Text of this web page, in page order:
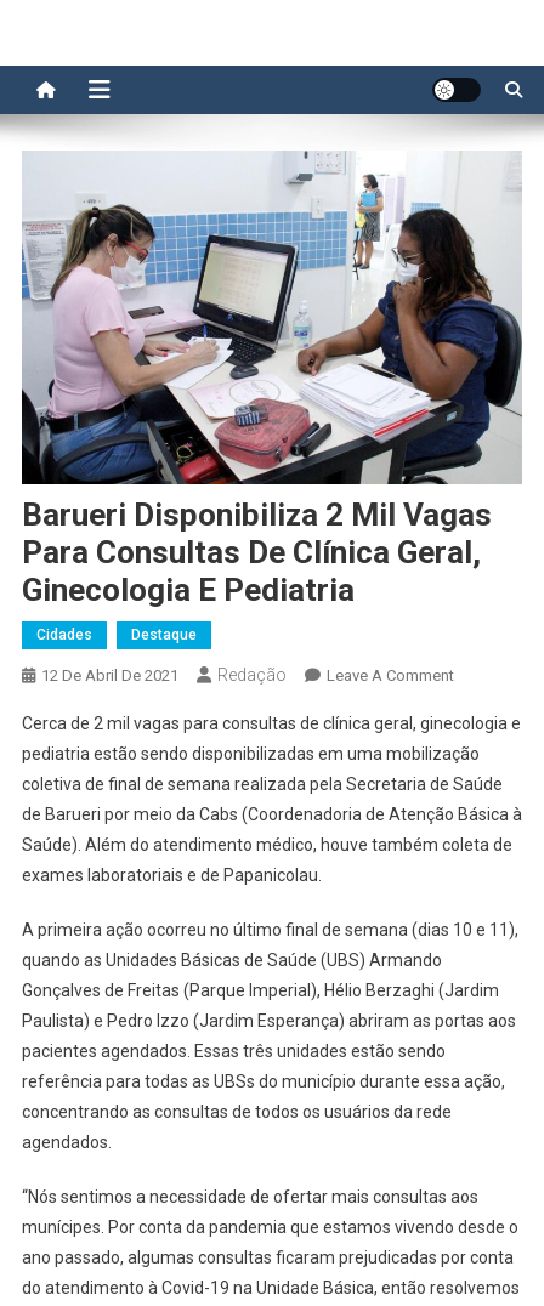
Barueri Disponibiliza 2 Mil Vagas
Para Consultas De Clínica Geral,
Ginecologia E Pediatria
Cidades Destaque
12 De Abril De 2021 Redação Leave A CommentOn
Disponibiliza
2
Mil
Vagas
Para
Clínica
Ginecologia
Cerca de 2 mil vagas para consultas de clínica geral, ginecologia e
pediatria estão sendo disponibilizadas em uma mobilização
coletiva de final de semana realizada pela Secretaria de Saúde
de Barueri por meio da Cabs (Coordenadoria de Atenção Básica à
Saúde). Além do atendimento médico, houve também coleta de
exames laboratoriais e de Papanicolau.
A primeira ação ocorreu no último final de semana (dias 10 e 11),
quando as Unidades Básicas de Saúde (UBS) Armando
Gonçalves de Freitas (Parque Imperial), Hélio Berzaghi (Jardim
Paulista) e Pedro Izzo (Jardim Esperança) abriram as portas aos
pacientes agendados. Essas três unidades estão sendo
referência para todas as UBSs do município durante essa ação,
concentrando as consultas de todos os usuários da rede
agendados.
“Nós sentimos a necessidade de ofertar mais consultas aos
munícipes. Por conta da pandemia que estamos vivendo desde o
ano passado, algumas consultas ficaram prejudicadas por conta
do atendimento à Covid-19 na Unidade Básica, então resolvemos